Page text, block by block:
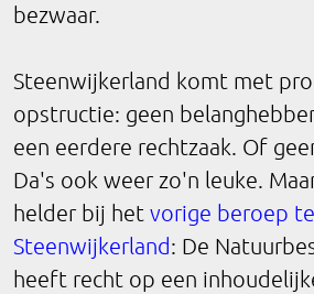
bezwaar.
Steenwijkerland komt met
opstructie: geen
een eerdere rechtzaak. Of
Da's ook weer zo'n leuke.
helder bij het vorige beroep
Steenwijkerland: De
heeft recht op een